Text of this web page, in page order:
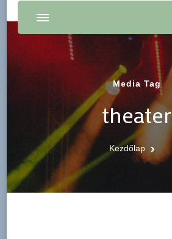
Media Tag
theater
Kezdőlap